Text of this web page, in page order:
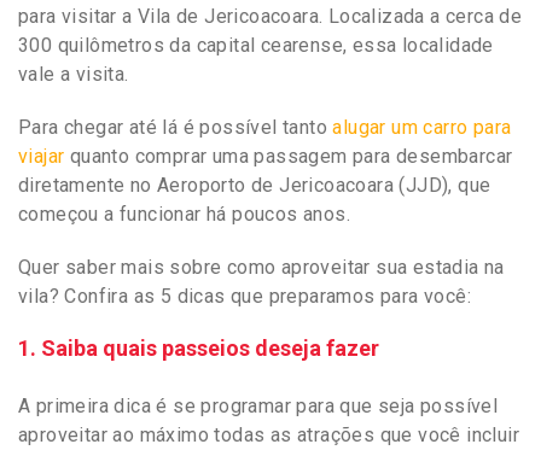
para visitar a Vila de Jericoacoara. Localizada a cerca de
300 quilômetros da capital cearense, essa localidade
vale a visita.
Para chegar até lá é possível tantoalugar um carro para
viajar quanto comprar uma passagem para desembarcar
diretamente no Aeroporto de Jericoacoara (JJD), que
começou a funcionar há poucos anos.
Quer saber mais sobre como aproveitar sua estadia na
vila? Confira as 5 dicas que preparamos para você:
1. Saiba quais passeios deseja fazer
A primeira dica é se programar para que seja possível
aproveitar ao máximo todas as atrações que você incluir